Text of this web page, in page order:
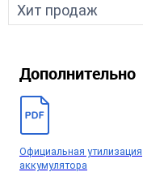
Хит продаж
Дополнительно
Официальная утилизация
аккумулятора